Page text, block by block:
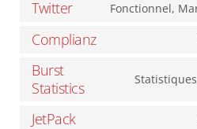
Twitter Fonctionnel,
Complianz
Burst
Statistics
JetPack